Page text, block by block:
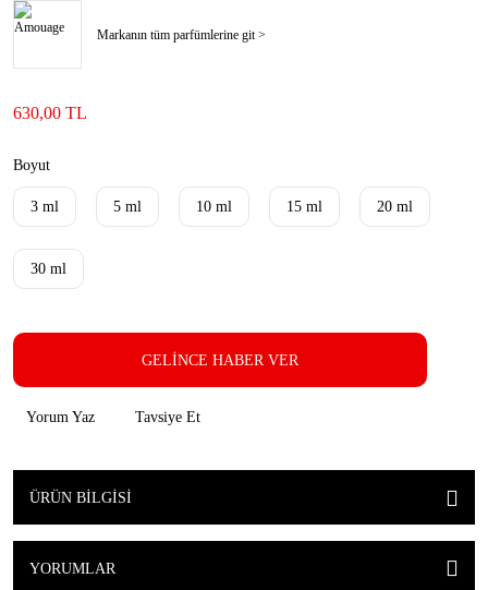
Markanın tüm parfümlerine git >
630,00 TL
Boyut
3 ml 5 ml 10 ml 15 ml 20 ml
30 ml
GELİNCE HABER VER
Yorum Yaz Tavsiye Et
ÜRÜN BILGISI
YORUMLAR